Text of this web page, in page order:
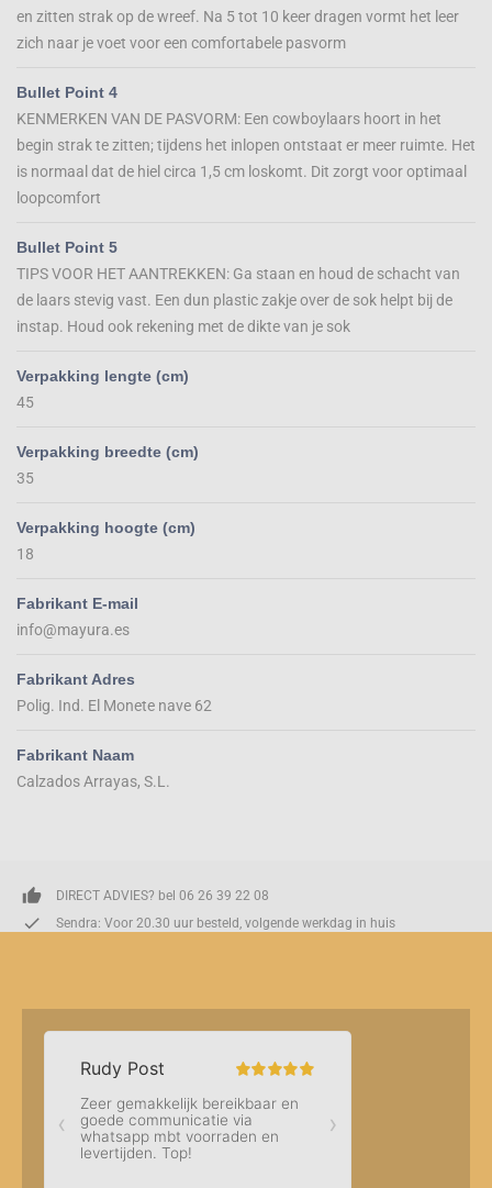
en zitten strak op de wreef. Na 5 tot 10 keer dragen vormt het leer
zich naar je voet voor een comfortabele pasvorm
Bullet Point 4
KENMERKEN VAN DE PASVORM: Een cowboylaars hoort in het
begin strak te zitten; tijdens het inlopen ontstaat er meer ruimte. Het
is normaal dat de hiel circa 1,5 cm loskomt. Dit zorgt voor optimaal
loopcomfort
Bullet Point 5
TIPS VOOR HET AANTREKKEN: Ga staan en houd de schacht van
de laars stevig vast. Een dun plastic zakje over de sok helpt bij de
instap. Houd ook rekening met de dikte van je sok
Verpakking lengte (cm)
45
Verpakking breedte (cm)
35
Verpakking hoogte (cm)
18
Fabrikant E-mail
info@mayura.es
Fabrikant Adres
Polig. Ind. El Monete nave 62
Fabrikant Naam
Calzados Arrayas, S.L.
thumb_up DIRECT ADVIES? bel 06 26 39 22 08
check Sendra: Voor 20.30 uur besteld, volgende werkdag in huis